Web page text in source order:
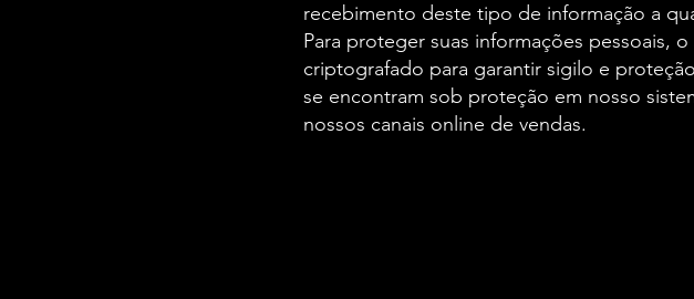
recebimento deste tipo de informação a
Para proteger suas informações pessoais,
criptografado para garantir sigilo e
se encontram sob proteção em nosso
nossos canais online de vendas.